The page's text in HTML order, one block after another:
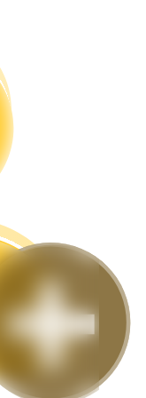
تحليل البيانات